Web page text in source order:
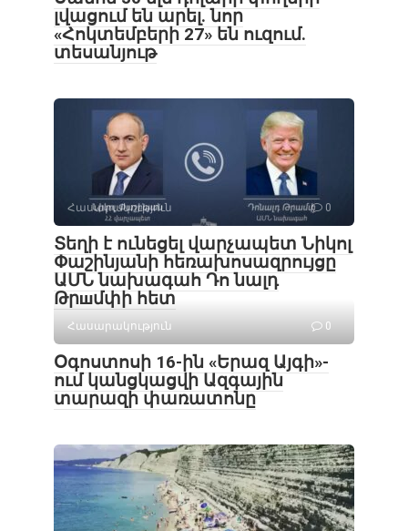
լվացում են արել․ նոր
«Հոկտեմբերի 27» են ուզում.
տեսանյութ
Հասարակություն 0
Տեղի է ունեցել վարչապետ Նիկոլ
Փաշինյանի հեռախոսազրույցը
ԱՄՆ նախագահ Դո նալդ
Թրшմփի հետ
Հասարակություն 0
Օգոստոսի 16-ին «Երազ Այգի»-
ում կանցկացվի Ազգային
տարազի փառատոնը